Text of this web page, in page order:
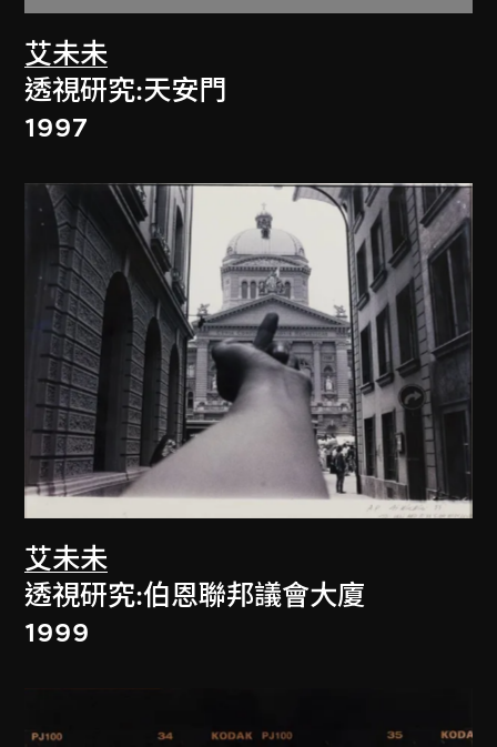
艾未未
透視研究:天安門
1997
艾未未
透視研究:伯恩聯邦議會大廈
1999